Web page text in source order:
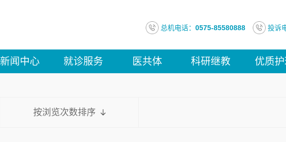
总机电话： 0575-85580888 投诉
新闻中心 就诊服务 医共体 科研继教 优质
按浏览次数排序